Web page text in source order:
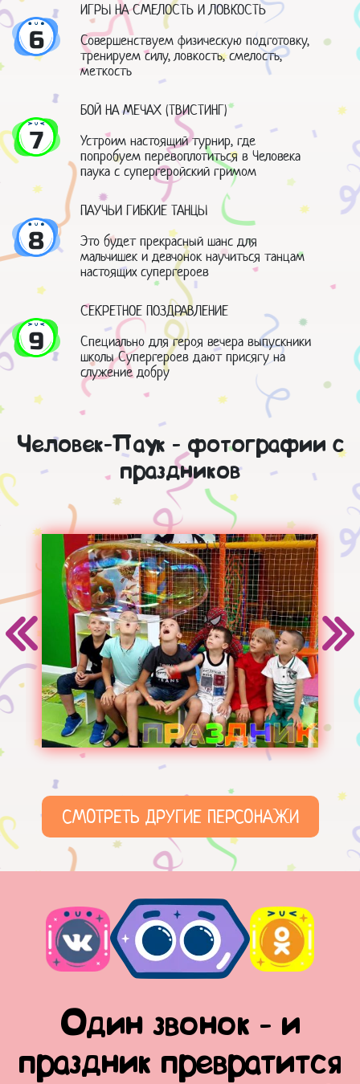
6
ИГРЫ НА СМЕЛОСТЬ И ЛОВКОСТЬ
Совершенствуем физическую подготовку,
тренируем силу, ловкость, смелость,
меткость
7
БОЙ НА МЕЧАХ (ТВИСТИНГ)
Устроим настоящий турнир, где
попробуем перевоплотиться в Человека
паука с супергеройский гримом
8
ПАУЧЬИ ГИБКИЕ ТАНЦЫ
Это будет прекрасный шанс для
мальчишек и девчонок научиться танцам
настоящих супергероев
9
СЕКРЕТНОЕ ПОЗДРАВЛЕНИЕ
Специально для героя вечера выпускники
школы Супергероев дают присягу на
служение добру
Человек-Паук - фотографии с
праздников
СМОТРЕТЬ ДРУГИЕ ПЕРСОНАЖИ
Один звонок - и
праздник превратится